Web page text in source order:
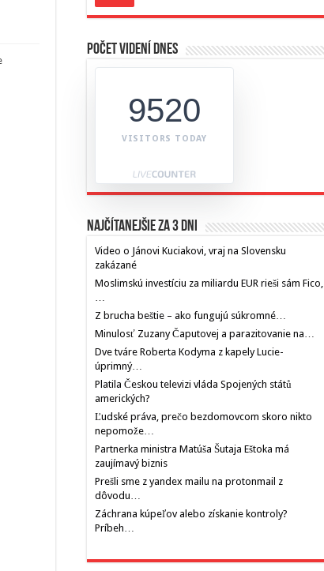
Počet videní dnes
9520
VISITORS TODAY
Najčítanejšie za 3 dni
Video o Jánovi Kuciakovi, vraj na Slovensku
zakázané
Moslimskú investíciu za miliardu EUR rieši sám Fico,
…
Z brucha beštie – ako fungujú súkromné…
Minulosť Zuzany Čaputovej a parazitovanie na…
Dve tváre Roberta Kodyma z kapely Lucie-
úprimný…
Platila Českou televizi vláda Spojených států
amerických?
Ľudské práva, prečo bezdomovcom skoro nikto
nepomože…
Partnerka ministra Matúša Šutaja Eštoka má
zaujímavý biznis
Prešli sme z yandex mailu na protonmail z
dôvodu…
Záchrana kúpeľov alebo získanie kontroly?
Príbeh…